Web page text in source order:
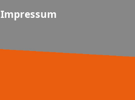
Impressum